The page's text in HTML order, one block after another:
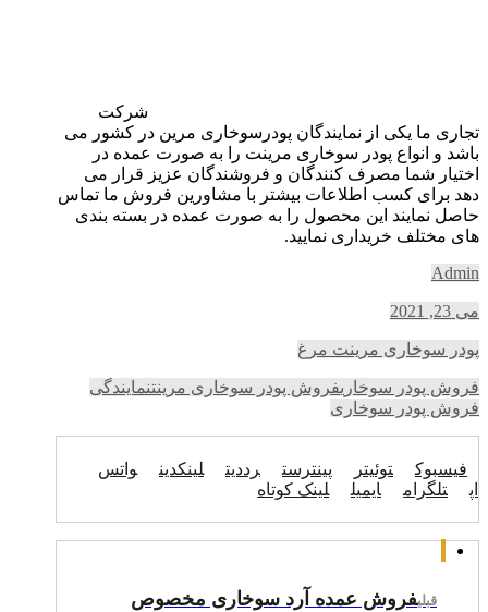
شرکت
تجاری ما یکی از نمایندگان پودرسوخاری مرین در کشور می
باشد و انواع پودر سوخاری مرینت را به صورت عمده در
اختیار شما مصرف کنندگان و فروشندگان عزیز قرار می
دهد برای کسب اطلاعات بیشتر با مشاورین فروش ما تماس
حاصل نمایند این محصول را به صورت عمده در بسته بندی
های مختلف خریداری نمایید.
Admin
می 23, 2021
پودر سوخاری مرینت مرغ
فروش پودر سوخاریفروش پودر سوخاری مرینتنمایندگی
فروش پودر سوخاری
فیسبوک توئیتر پینترست رددیت لینکدین
واتس
اپ
تلگرام ایمیل لینک کوتاه
قبلیفروش عمده آرد سوخاری مخصوص